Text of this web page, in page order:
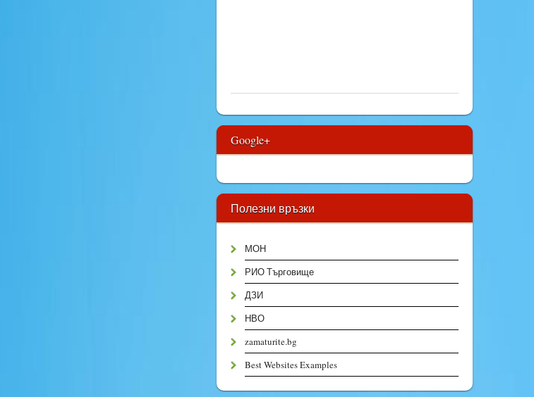
Google+
Полезни връзки
МОН
РИО Търговище
ДЗИ
НВО
zamaturite.bg
Best Websites Examples